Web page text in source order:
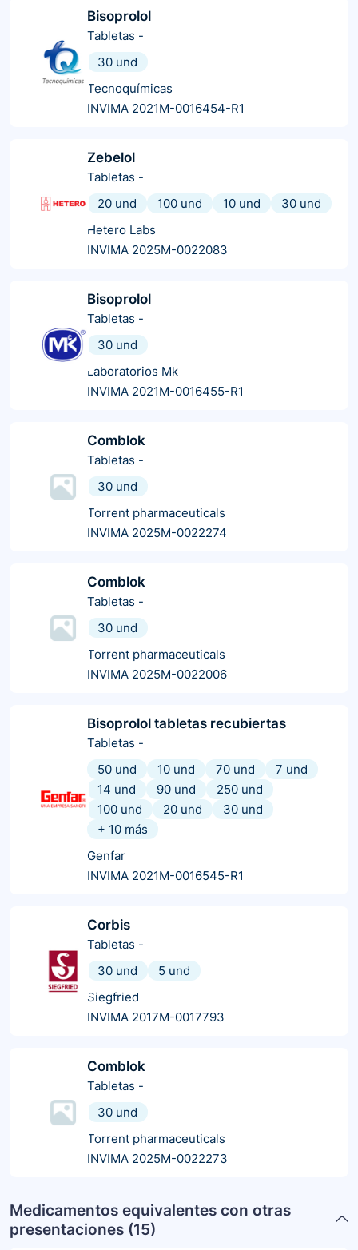
Bisoprolol
Tabletas -
30 und
Tecnoquímicas
INVIMA 2021M-0016454-R1
Zebelol
Tabletas -
20 und
100 und 10 und
30 und
Hetero Labs
INVIMA 2025M-0022083
Bisoprolol
Tabletas -
30 und
Laboratorios Mk
INVIMA 2021M-0016455-R1
Comblok
Tabletas -
30 und
Torrent pharmaceuticals
INVIMA 2025M-0022274
Comblok
Tabletas -
30 und
Torrent pharmaceuticals
INVIMA 2025M-0022006
Bisoprolol tabletas recubiertas
Tabletas -
50 und
10 und 70 und
7 und
14 und
90 und
250 und
100 und
20 und
30 und
+ 10 más
Genfar
INVIMA 2021M-0016545-R1
Corbis
Tabletas -
30 und
5 und
Siegfried
INVIMA 2017M-0017793
Comblok
Tabletas -
30 und
Torrent pharmaceuticals
INVIMA 2025M-0022273
Medicamentos equivalentes con otras
presentaciones (15)